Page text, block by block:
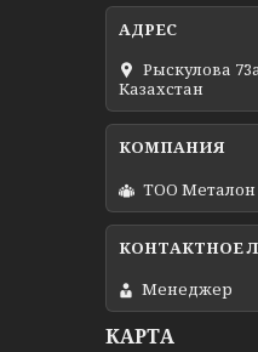
Рыскулова
Казахстан
ТОО Металон
Менеджер
КАРТА